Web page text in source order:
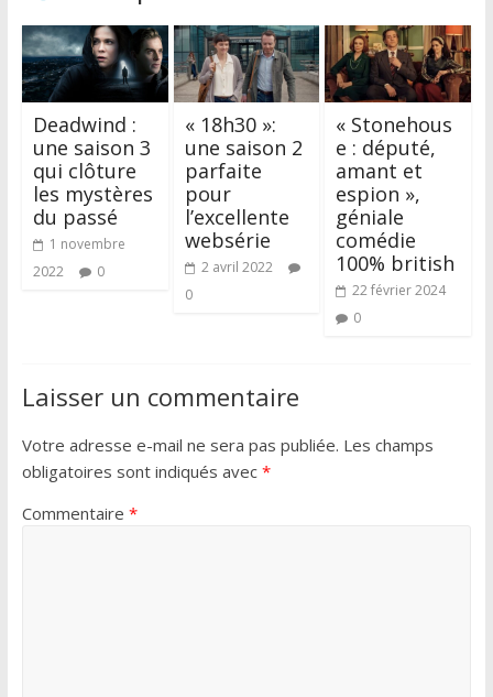
Deadwind :
une saison 3
qui clôture
les mystères
du passé
1 novembre
2022
0
« 18h30 »:
une saison 2
parfaite
pour
l’excellente
websérie
2 avril 2022
0
« Stonehous
e : député,
amant et
espion »,
géniale
comédie
100% british
22 février 2024
0
Laisser un commentaire
Votre adresse e-mail ne sera pas publiée. Les champs
obligatoires sont indiqués avec *
Commentaire *